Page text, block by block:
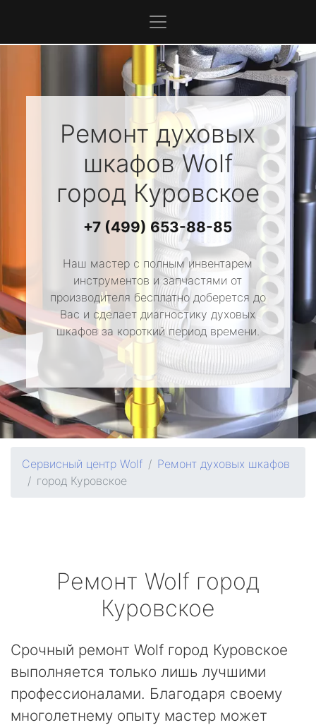
Ремонт духовых
шкафовWolf
город Куровское
+7 (499) 653-88-85
Наш мастер с полным инвентарем
инструментов и запчастями от
производителя бесплатно доберется до
Вас и сделает диагностику духовых
шкафов за короткий период времени.
Сервисный центр Wolf
Ремонт духовых шкафов
город Куровское
Ремонт Wolf город
Куровское
Срочный ремонт Wolf город Куровское
выполняется только лишь лучшими
профессионалами. Благодаря своему
многолетнему опыту мастер может